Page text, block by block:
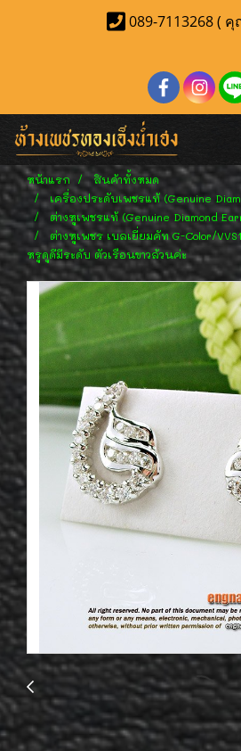
089-7113268 (
หน้าแรก
สินค้าทั้งหมด
เครื่องประดับเพชรแท้ (Genuine
ต่างหูเพชรแท้ (Genuine Diamond
ต่างหูเพชร เบลเยี่ยมคัท G-Color/
หรูดูดีมีระดับ ตัวเรือนขาวล้วนค่ะ